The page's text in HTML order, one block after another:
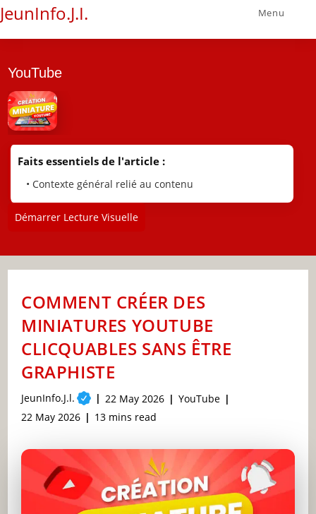
JeunInfo.J.I. Menu
YouTube
Faits essentiels de l'article :
• Contexte général relié au contenu
Démarrer Lecture Visuelle
COMMENT CRÉER DES
MINIATURES YOUTUBE
CLICQUABLES SANS ÊTRE
GRAPHISTE
Post
author:
JeunInfo.J.l.
Post
published:
22 May 2026
Post
YouTube
Post
modified:
22 May 2026
Reading
13 mins read